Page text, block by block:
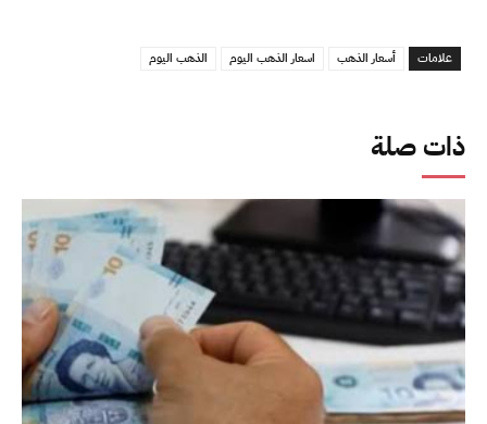
ذات صلة
علامات أسعار الذهب اسعار الذهب اليوم الذهب اليوم